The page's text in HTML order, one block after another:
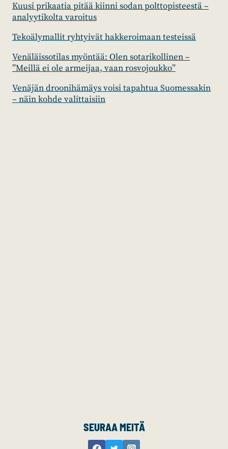
Kuusi prikaatia pitää kiinni sodan polttopisteestä –
analyytikolta varoitus
Tekoälymallit ryhtyivät hakkeroimaan testeissä
Venäläissotilas myöntää: Olen sotarikollinen –
”Meillä ei ole armeijaa, vaan rosvojoukko”
Venäjän droonihämäys voisi tapahtua Suomessakin
– näin kohde valittaisiin
SEURAA MEITÄ